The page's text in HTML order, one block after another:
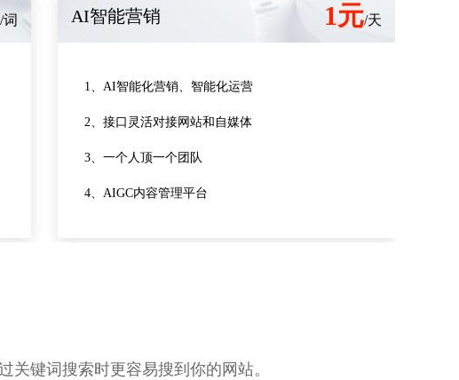
词 AI智能营销 1元/天
1、AI智能化营销、智能化运营
2、接口灵活对接网站和自媒体
3、一个人顶一个团队
4、AIGC内容管理平台
键词搜索时更容易搜到你的网站。